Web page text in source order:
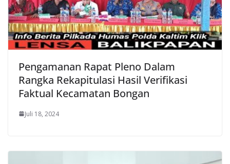
Pengamanan Rapat Pleno Dalam
Rangka Rekapitulasi Hasil Verifikasi
Faktual Kecamatan Bongan
Juli 18, 2024